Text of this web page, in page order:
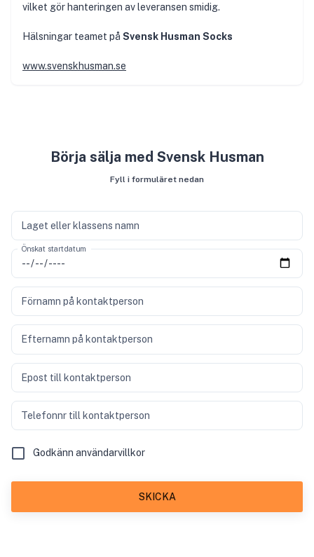
vilket gör hanteringen av leveransen smidig.
Hälsningar teamet på Svensk Husman Socks
www.svenskhusman.se
Börja sälja med Svensk Husman
Fyll i formuläret nedan
Laget eller klassens namn
Önskat startdatum
Förnamn på kontaktperson
Efternamn på kontaktperson
Epost till kontaktperson
Telefonnr till kontaktperson
Godkänn användarvillkor
SKICKA